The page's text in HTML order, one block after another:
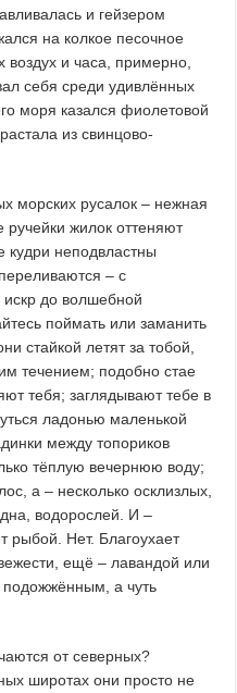
и гейзером
на колкое песочное
воздух и часа, примерно,
себя среди удивлённых
моря казался фиолетовой
из свинцово-
морских русалок – нежная
жилок оттеняют
кудри неподвластны
– с
искр до волшебной
поймать или заманить
стайкой летят за тобой,
течением; подобно стае
тебя; заглядывают тебе в
ладонью маленькой
между топориков
тёплую вечернюю воду;
а – несколько осклизлых,
водорослей. И –
рыбой. Нет. Благоухает
ещё – лавандой или
а чуть
от северных?
широтах они просто не